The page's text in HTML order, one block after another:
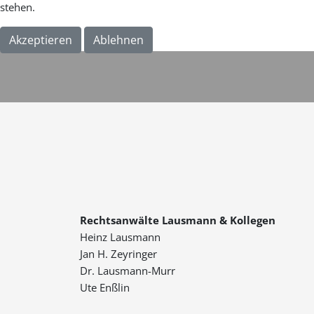
Rechtsanwälte Lausmann & Kollegen
Heinz Lausmann
Jan H. Zeyringer
Dr. Lausmann-Murr
Ute Enßlin
stehen.
Akzeptieren Ablehnen